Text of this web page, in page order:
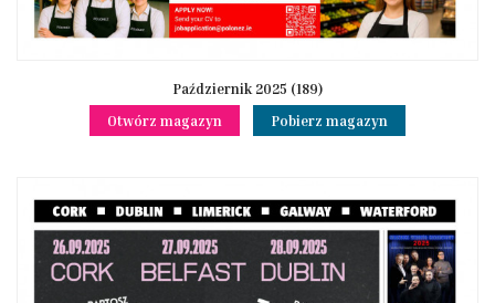
Październik 2025 (189)
Otwórz magazyn
Pobierz magazyn